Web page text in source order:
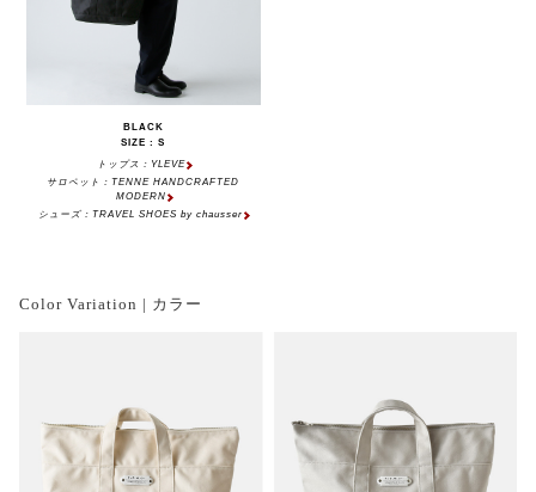
BLACK
SIZE : S
トップス：YLEVE
サロペット：TENNE HANDCRAFTED
MODERN
シューズ：TRAVEL SHOES by chausser
Color Variation | カラー